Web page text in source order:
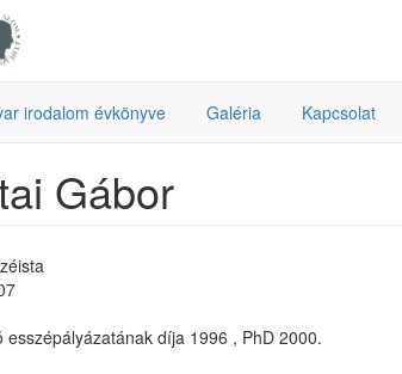
irodalom évkönyve Galéria Kapcsolat
Gábor
esszépályázatának díja 1996 , PhD 2000.